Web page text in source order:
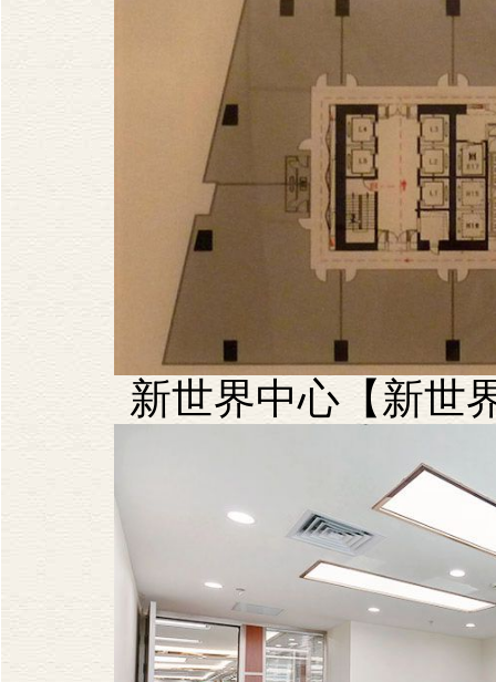
新世界中心【新世